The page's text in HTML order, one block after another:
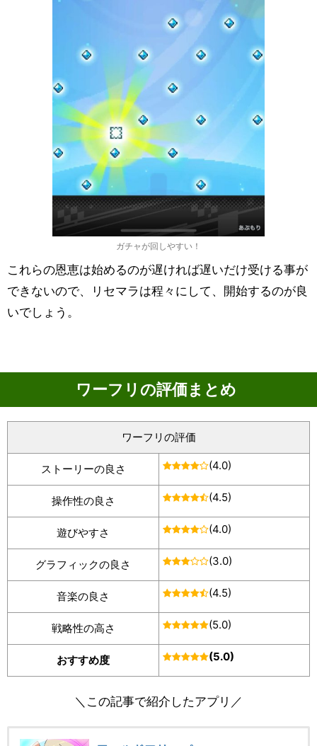
ガチャが回しやすい！
これらの恩恵は始めるのが遅ければ遅いだけ受ける事が
できないので、リセマラは程々にして、開始するのが良
いでしょう。
ワーフリの評価まとめ
ワーフリの評価
ストーリーの良さ (4.0)
操作性の良さ (4.5)
遊びやすさ (4.0)
グラフィックの良さ (3.0)
音楽の良さ (4.5)
戦略性の高さ (5.0)
おすすめ度 (5.0)
＼この記事で紹介したアプリ／